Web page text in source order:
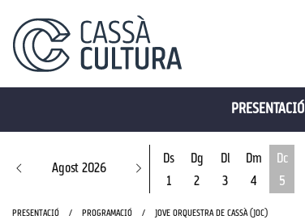
PRESENTACIÓ
Agost 2026
Ds
1
Dg
2
Dl
3
Dm
4
Dc
5
PRESENTACIÓ PROGRAMACIÓ JOVE ORQUESTRA DE CASSÀ (JOC)